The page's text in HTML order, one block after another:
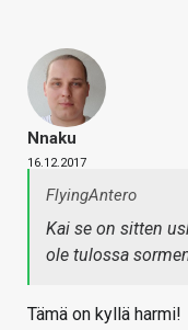
Nnaku
16.12.2017
FlyingAntero
Kai se on sitten
ole tulossa
Tämä on kyllä harmi!